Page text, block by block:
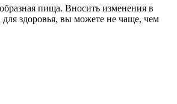
пища. Вносить изменения в
для здоровья, вы можете не чаще, чем